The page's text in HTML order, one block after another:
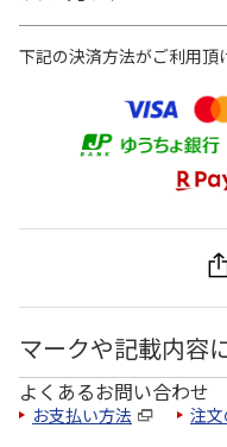
下記の決済方法がご利用頂
マークや記載内容
よくあるお問い合わせ
お支払い方法 注